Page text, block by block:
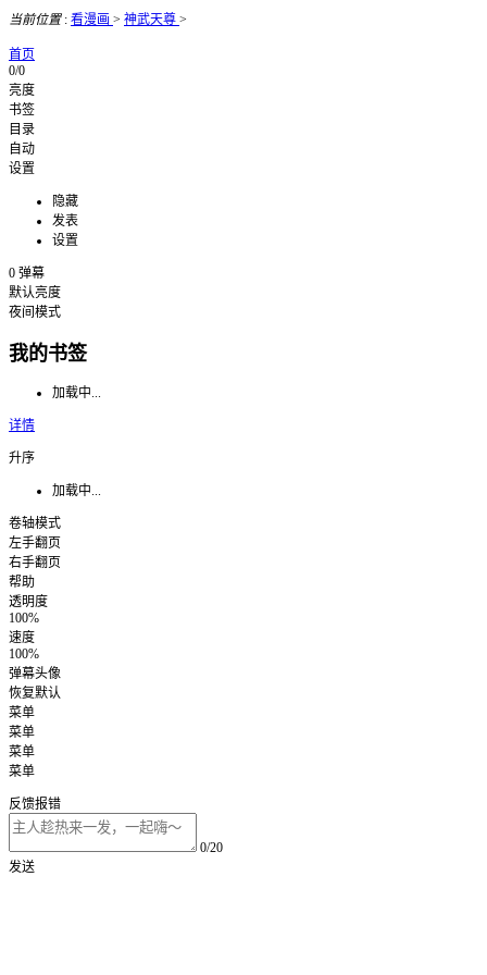
当前位置: 看漫画 > 神武天尊 >
首页
0/0
亮度
书签
目录
自动
设置
隐藏
发表
设置
0 弹幕
默认亮度
夜间模式
我的书签
加载中...
详情
升序
加载中...
卷轴模式
左手翻页
右手翻页
帮助
透明度
100%
速度
100%
弹幕头像
恢复默认
菜单
菜单
菜单
菜单
反馈报错
0/20
发送